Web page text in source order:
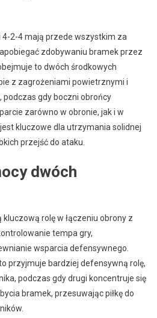
2-4 mają przede wszystkim za
zdobywaniu bramek przez
to dwóch środkowych
z zagrożeniami powietrznymi i
gdy boczni obrońcy
zarówno w obronie, jak i w
kluczowe dla utrzymania solidnej
przejść do ataku.
dwóch
rolę w łączeniu obrony z
tempa gry,
wsparcia defensywnego.
przyjmuje bardziej defensywną rolę,
podczas gdy drugi koncentruje się
bramek, przesuwając piłkę do